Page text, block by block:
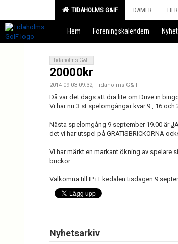
TIDAHOLMS G&IF DAMER
Hem Föreningskalendern
Tidaholms G&IF
20000kr
2014-09-03 09:32, Tidaholms G&IF
Då var det dags att dra lite om Drive in
Vi har nu 3 st spelomgångar kvar 9 , 16
Nästa spelomgång 9 september 19.00 ärJ
det vi har utspel på GRATISBRICKORNA
Vi har märkt en markant ökning av
brickor.
Välkomna till IP i Ekedalen tisdagen 9
Nyhetsarkiv